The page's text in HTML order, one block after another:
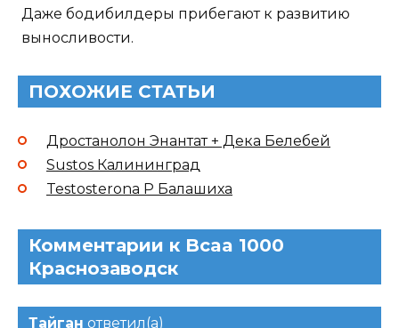
Даже бодибилдеры прибегают к развитию
выносливости.
ПОХОЖИЕ СТАТЬИ
Дростанолон Энантат + Дека Белебей
Sustos Калининград
Testosterona P Балашиха
Комментарии к Bcaa 1000
Краснозаводск
Тайган ответил(а)